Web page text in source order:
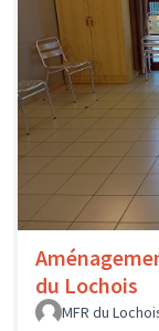
du Lochois
MFR du